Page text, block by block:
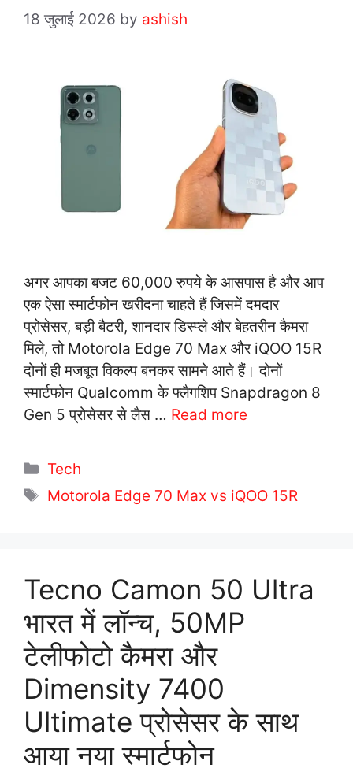
18 जुलाई 2026 by ashish
अगर आपका बजट 60,000 रुपये के आसपास है और आप
एक ऐसा स्मार्टफोन खरीदना चाहते हैं जिसमें दमदार
प्रोसेसर, बड़ी बैटरी, शानदार डिस्प्ले और बेहतरीन कैमरा
मिले, तो Motorola Edge 70 Max और iQOO 15R
दोनों ही मजबूत विकल्प बनकर सामने आते हैं। दोनों
स्मार्टफोन Qualcomm के फ्लैगशिप Snapdragon 8
Gen 5 प्रोसेसर से लैस … Read more
C
a
r
i
e
s
Tech
T
Motorola Edge 70 Max vs iQOO 15R
Tecno Camon 50 Ultra
भारत में लॉन्च, 50MP
टेलीफोटो कैमरा और
Dimensity 7400
Ultimate प्रोसेसर के साथ
आया नया स्मार्टफोन